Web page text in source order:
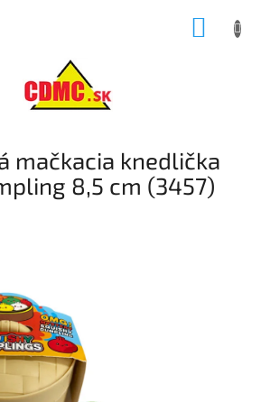
mačkacia knedlička
8,5 cm (3457)